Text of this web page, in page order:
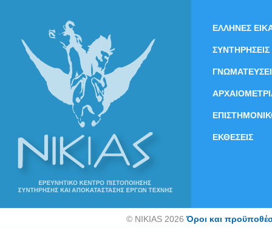
ΕΛΛΗΝΕΣ
ΣΥΝΤΗΡΗΣΕΙΣ
ΕΚΘΕΣΕΙΣ
©NIKIAS 2026Όροι και